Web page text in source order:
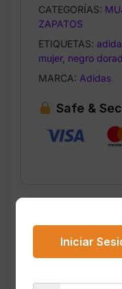
CATEGORÍAS:
ZAPATOS
ETIQUETAS:
mujer, negro
MARCA: Adidas
Safe &
Descripción
Iniciar